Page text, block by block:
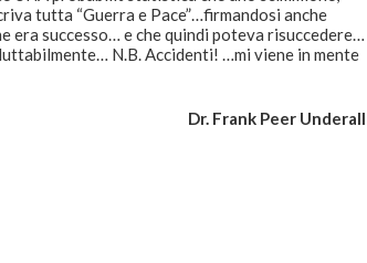
tutta “Guerra e Pace”…firmandosi anche
successo… e che quindi poteva risuccedere…
N.B. Accidenti! …mi viene in mente
Dr. Frank Peer Underall